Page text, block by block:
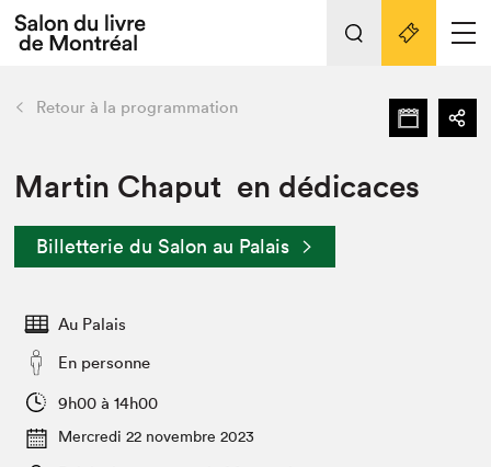
Espace exposant⋅e⋅s
Espace enseignant·e·s
L'événement
Préparer sa visite au Salon
Actualités
SLM PRO
retour Nos activités
Préparer sa visite
Salon dans la ville et en ligne
Projets partenaires
Liens pratiques
Retour à la programmation
Martin Chaput en dédicaces
Billetterie du Salon au Palais
Au Palais
En personne
9h00 à 14h00
Mercredi 22 novembre 2023